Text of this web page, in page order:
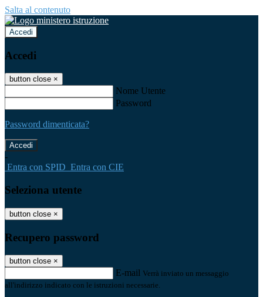
Salta al contenuto
Accedi
Accedi
button close ×
Nome Utente
Password
Password dimenticata?
-
Entra con SPID Entra con CIE
Seleziona utente
button close ×
Recupero password
button close ×
E-mail Verrà inviato un messaggio
all'indirizzo indicato con le istruzioni necessarie.